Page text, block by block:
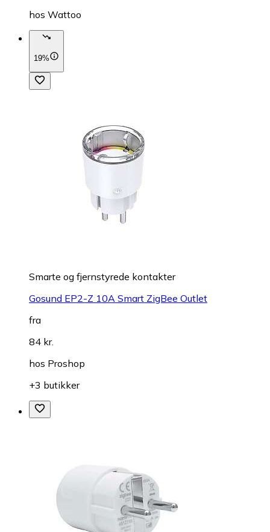
hos Wattoo
19%
Smarte og fjernstyrede kontakter
Gosund EP2-Z 10A Smart ZigBee Outlet
fra
84 kr.
hos Proshop
+3 butikker